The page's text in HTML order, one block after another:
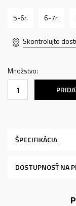
5-6r. 6-7r.
Skontrolujte
Množstvo:
ŠPECIFIKÁCIA
DOSTUPNOSŤ NA